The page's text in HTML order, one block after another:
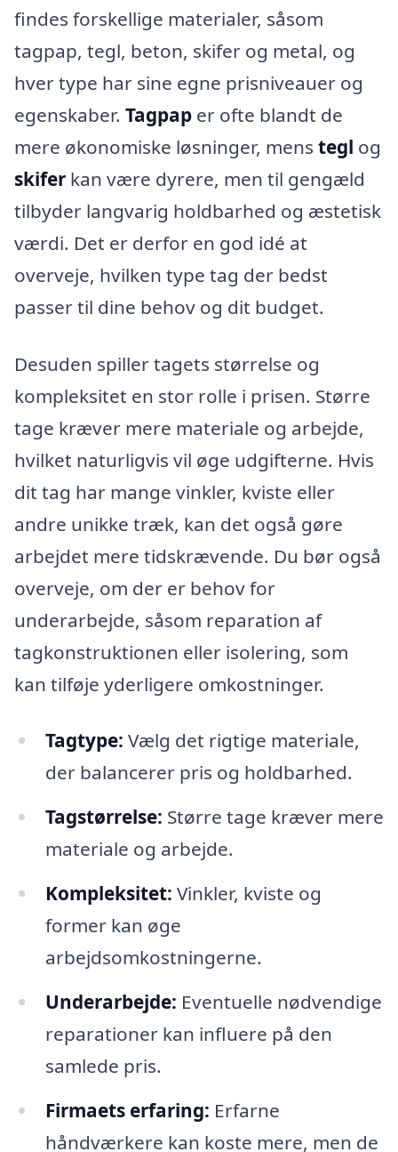
findes forskellige materialer, såsom
tagpap, tegl, beton, skifer og metal, og
hver type har sine egne prisniveauer og
egenskaber. Tagpap er ofte blandt de
mere økonomiske løsninger, mens tegl og
skifer kan være dyrere, men til gengæld
tilbyder langvarig holdbarhed og æstetisk
værdi. Det er derfor en god idé at
overveje, hvilken type tag der bedst
passer til dine behov og dit budget.
Desuden spiller tagets størrelse og
kompleksitet en stor rolle i prisen. Større
tage kræver mere materiale og arbejde,
hvilket naturligvis vil øge udgifterne. Hvis
dit tag har mange vinkler, kviste eller
andre unikke træk, kan det også gøre
arbejdet mere tidskrævende. Du bør også
overveje, om der er behov for
underarbejde, såsom reparation af
tagkonstruktionen eller isolering, som
kan tilføje yderligere omkostninger.
Tagtype: Vælg det rigtige materiale,
der balancerer pris og holdbarhed.
Tagstørrelse: Større tage kræver mere
materiale og arbejde.
Kompleksitet: Vinkler, kviste og
former kan øge
arbejdsomkostningerne.
Underarbejde: Eventuelle nødvendige
reparationer kan influere på den
samlede pris.
Firmaets erfaring: Erfarne
håndværkere kan koste mere, men de